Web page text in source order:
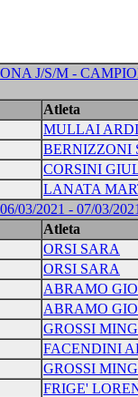
J/S/M -
Atleta
MULLAI
BERNIZZONI
CORSINI
LANATA
03/2021 - 07/03/
Atleta
ORSI SARA
ORSI SARA
ABRAMO
ABRAMO
GROSSI
FACENDINI
GROSSI
FRIGE'